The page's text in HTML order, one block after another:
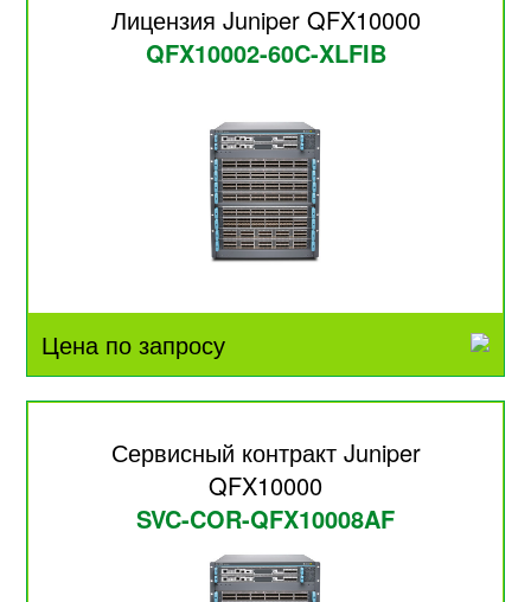
Лицензия Juniper QFX10000
QFX10002-60C-XLFIB
Цена по запросу
Сервисный контракт Juniper
QFX10000
SVC-COR-QFX10008AF